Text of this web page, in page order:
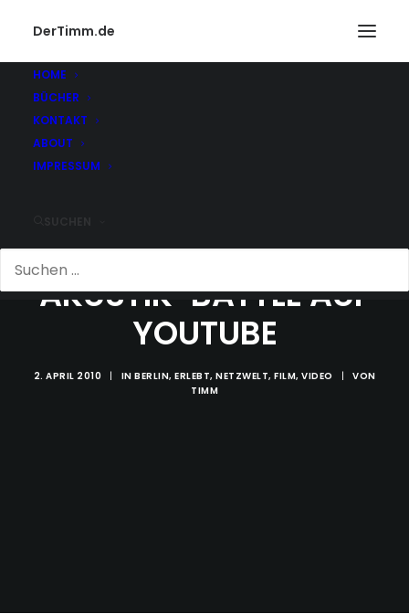
DerTimm.de
HOME
BÜCHER
KONTAKT
ABOUT
IMPRESSUM
AKUSTIK-BATTLE AUF
YOUTUBE
2. APRIL 2010 | IN BERLIN, ERLEBT, NETZWELT, FILM, VIDEO |
VON
TIMM